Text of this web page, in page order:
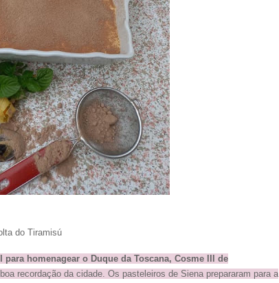
do Tiramisú
homenagear o Duque da Toscana, Cosme III de
recordação da cidade. Os pasteleiros de Siena prepararam para a